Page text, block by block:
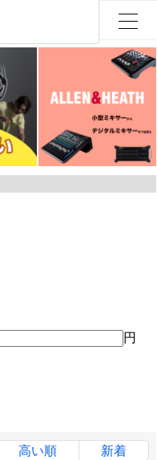
円
高い順 新着